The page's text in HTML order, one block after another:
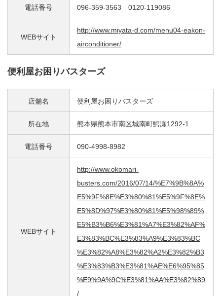
電話番号 096-359-3563 0120-119086
WEBサイト
http://www.miyata-d.com/menu04-eakon-
airconditioner/
便利屋お困りバスターズ
店舗名 便利屋お困りバスターズ
所在地 熊本県熊本市南区城南町鰐瀬1292-1
電話番号 090-4998-8982
WEBサイト
http://www.okomari-
busters.com/2016/07/14/%E7%9B%8A%
E5%9F%8E%E3%80%81%E5%9F%8E%
E5%8D%97%E3%80%81%E5%98%89%
E5%B3%B6%E3%81%A7%E3%82%AF%
E3%83%BC%E3%83%A9%E3%83%BC
%E3%82%A8%E3%82%A2%E3%82%B3
%E3%83%B3%E3%81%AE%E6%95%85
%E9%9A%9C%E3%81%AA%E3%82%89
/